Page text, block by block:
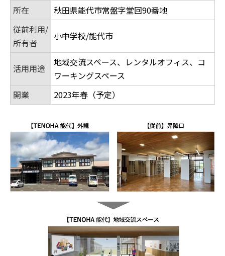
所在
秋田県能代市常盤字堂回90番地
従前利用/
所有者
小中学校/能代市
活用用途
地域交流スペース、レンタルオフィス、コ
ワーキングスペース
開業
2023年春（予定）